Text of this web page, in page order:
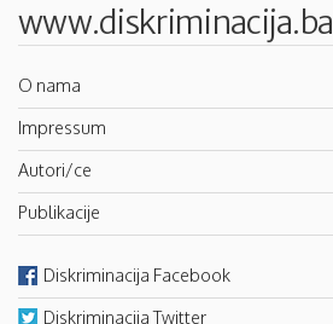
www.diskriminacija.ba
O nama
Impressum
Autori/ce
Publikacije
Diskriminacija Facebook
Diskriminacija Twitter